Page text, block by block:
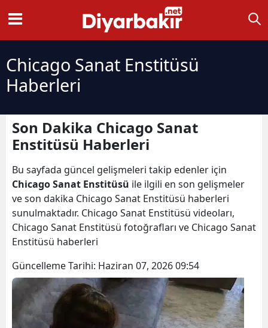
Chicago Sanat Enstitüsü
Haberleri
Son Dakika Chicago Sanat
Enstitüsü Haberleri
Bu sayfada güncel gelişmeleri takip edenler için
Chicago Sanat Enstitüsü ile ilgili en son gelişmeler
ve son dakika Chicago Sanat Enstitüsü haberleri
sunulmaktadır. Chicago Sanat Enstitüsü videoları,
Chicago Sanat Enstitüsü fotoğrafları ve Chicago Sanat
Enstitüsü haberleri
Güncelleme Tarihi: Haziran 07, 2026 09:54